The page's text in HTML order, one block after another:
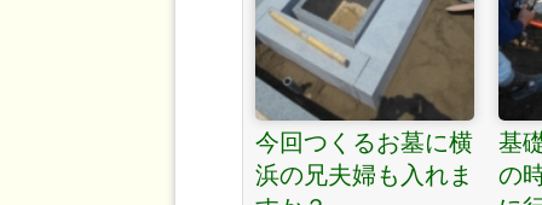
今回つくるお墓に横
浜の兄夫婦も入れま
基
の